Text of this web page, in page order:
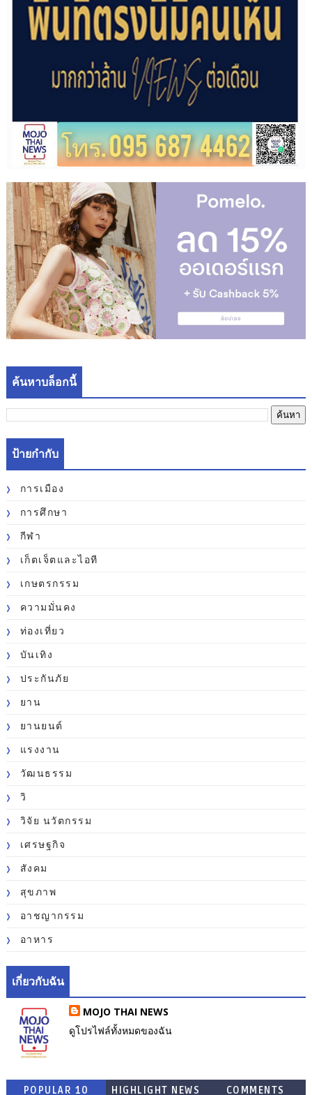
ค้นหาบล็อกนี้
ป้ายกำกับ
การเมือง
การศึกษา
กีฬา
เก็ตเจ็ตและไอที
เกษตรกรรม
ความมั่นคง
ท่องเที่ยว
บันเทิง
ประกันภัย
ยาน
ยานยนต์
แรงงาน
วัฒนธรรม
วิ
วิจัย นวัตกรรม
เศรษฐกิจ
สังคม
สุขภาพ
อาชญากรรม
อาหาร
เกี่ยวกับฉัน
MOJO THAI NEWS
ดูโปรไฟล์ทั้งหมดของฉัน
POPULAR 10 HIGHLIGHT NEWS COMMENTS